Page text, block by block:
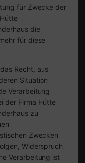
für Zwecke der
die
für diese
Recht, aus
Situation
Verarbeitung
der Firma Hütte
zu
Zwecken
Widerspruch
Verarbeitung ist